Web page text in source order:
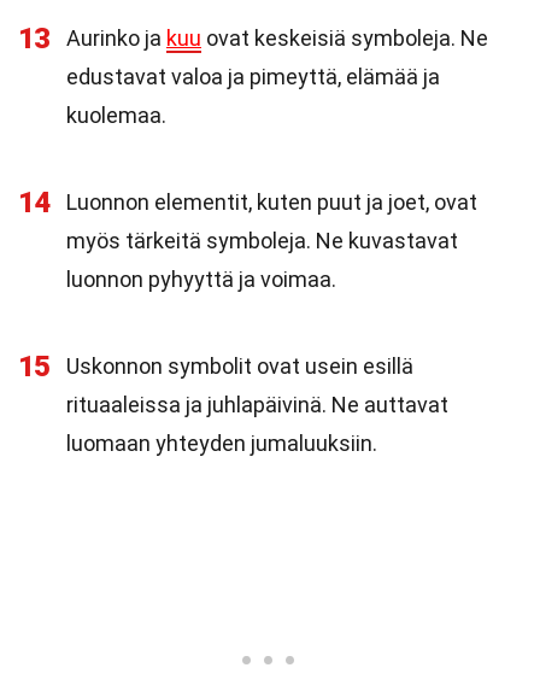
13 Aurinko ja kuu ovat keskeisiä symboleja. Ne
edustavat valoa ja pimeyttä, elämää ja
kuolemaa.
14
Luonnon elementit, kuten puut ja joet, ovat
myös tärkeitä symboleja. Ne kuvastavat
luonnon pyhyyttä ja voimaa.
15
Uskonnon symbolit ovat usein esillä
rituaaleissa ja juhlapäivinä. Ne auttavat
luomaan yhteyden jumaluuksiin.